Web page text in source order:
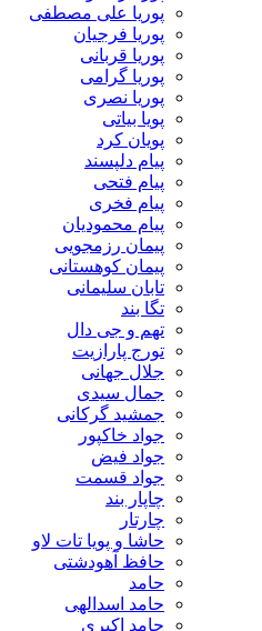
پوریا علی مصطفی
پوریا فرجیان
پوریا قربانی
پوریا گرامی
پوریا نصری
پویا بیاتی
پویان کرد
پیام دلپسند
پیام فتحی
پیام فخری
پیام محمودیان
پیمان رزمجویی
پیمان کوهستانی
تابان سلیمانی
تگا بند
تهم و جی دال
تورج پارازیت
جلال جهانی
جمال سیدی
جمشید گرکانی
جواد خاکپور
جواد فیض
جواد قسمت
چاپار بند
چارتار
حاشا و پویا تات لاو
حافظ آهودشتی
حامد
حامد اسدالهی
حامد اکبری